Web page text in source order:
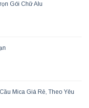
Gói Chữ Alu
Mica Giá Rẻ, Theo Yêu